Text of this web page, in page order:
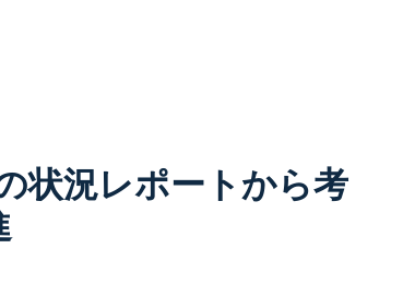
状況レポートから考